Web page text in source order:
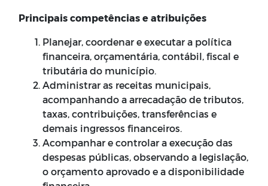
Principais competências e atribuições
Planejar, coordenar e executar a política
financeira, orçamentária, contábil, fiscal e
tributária do município.
Administrar as receitas municipais,
acompanhando a arrecadação de tributos,
taxas, contribuições, transferências e
demais ingressos financeiros.
Acompanhar e controlar a execução das
despesas públicas, observando a legislação,
o orçamento aprovado e a disponibilidade